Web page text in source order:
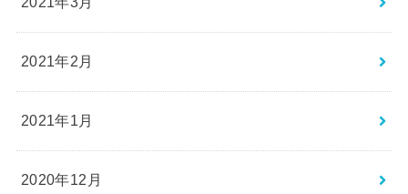
2021年2月
2021年1月
2020年12月